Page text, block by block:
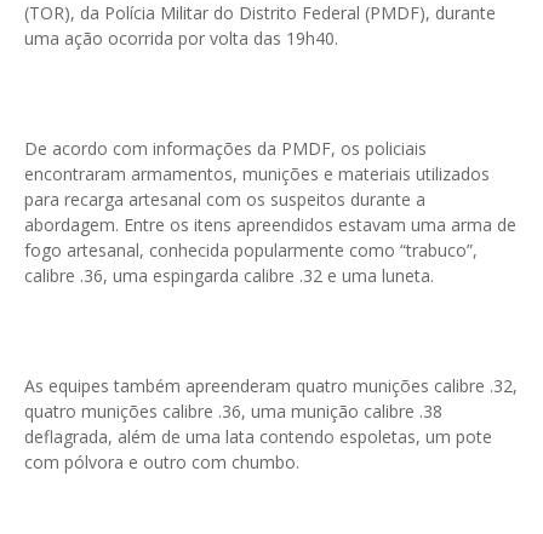
(TOR), da Polícia Militar do Distrito Federal (PMDF), durante
uma ação ocorrida por volta das 19h40.
De acordo com informações da PMDF, os policiais
encontraram armamentos, munições e materiais utilizados
para recarga artesanal com os suspeitos durante a
abordagem. Entre os itens apreendidos estavam uma arma de
fogo artesanal, conhecida popularmente como “trabuco”,
calibre .36, uma espingarda calibre .32 e uma luneta.
As equipes também apreenderam quatro munições calibre .32,
quatro munições calibre .36, uma munição calibre .38
deflagrada, além de uma lata contendo espoletas, um pote
com pólvora e outro com chumbo.